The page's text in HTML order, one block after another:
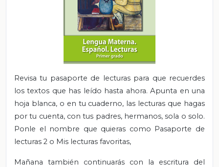
Revisa tu pasaporte de lecturas para que recuerdes
los textos que has leído hasta ahora. Apunta en una
hoja blanca, o en tu cuaderno, las lecturas que hagas
por tu cuenta, con tus padres, hermanos, sola o solo.
Ponle el nombre que quieras como Pasaporte de
lecturas 2 o Mis lecturas favoritas,
Mañana también continuarás con la escritura del